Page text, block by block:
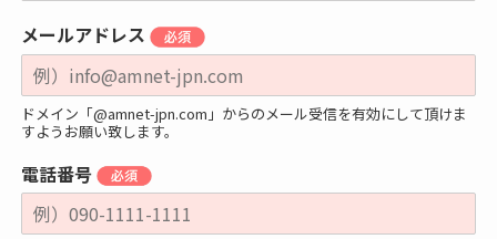
メールアドレス
ドメイン「@amnet-jpn.com」からのメール受信を有効にして頂けま
すようお願い致します。
電話番号